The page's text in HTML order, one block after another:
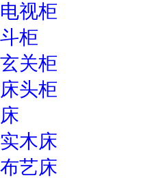
电视柜
斗柜
玄关柜
床头柜
床
实木床
布艺床